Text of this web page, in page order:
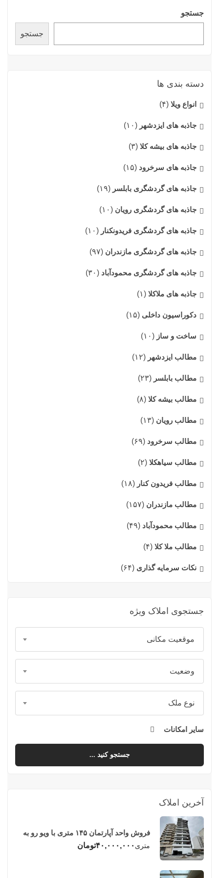
جستجو
جستجو
دسته بندی ها
انواع ویلا (۴)
جاذبه های ایزدشهر (۱۰)
جاذبه های بیشه کلا (۳)
جاذبه های سرخرود (۱۵)
جاذبه های گردشگری بابلسر (۱۹)
جاذبه های گردشگری رویان (۱۰)
جاذبه های گردشگری فریدونکنار (۱۰)
جاذبه های گردشگری مازندران (۹۷)
جاذبه های گردشگری محمودآباد (۳۰)
جاذبه های ملاکلا (۱)
دکوراسیون داخلی (۱۵)
ساخت و ساز (۱۰)
مطالب ایزدشهر (۱۲)
مطالب بابلسر (۲۳)
مطالب بیشه کلا (۸)
مطالب رویان (۱۳)
مطالب سرخرود (۶۹)
مطالب سیاهکلا (۲)
مطالب فریدون کنار (۱۸)
مطالب مازندران (۱۵۷)
مطالب محمودآباد (۴۹)
مطالب ملا کلا (۴)
نکات سرمایه گذاری (۶۴)
جستجوی املاک ویژه
موقعیت مکانی
وضعیت
نوع ملک
سایر امکانات
جستجو کنید ...
آخرین املاک
فروش واحد آپارتمان ۱۴۵ متری با ویو رو به
دریا در فریدونکنار
متری ۴۰,۰۰۰,۰۰۰تومان